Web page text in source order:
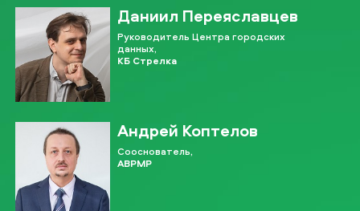
Даниил Переяславцев
Руководитель Центра городских
данных,
КБ Стрелка
Андрей Коптелов
Сооснователь,
ABPMP